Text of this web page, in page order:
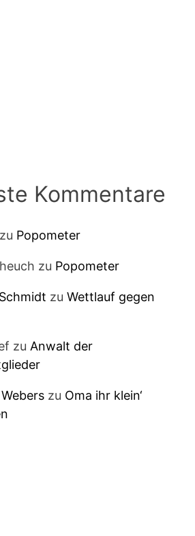
Kommentare
zu Popometer
zu Popometer
zu Wettlauf gegen
zu Anwalt der
zu Oma ihr klein‘